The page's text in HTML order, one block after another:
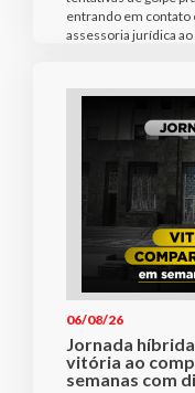
entrando em contato
assessoria jurídica
06/08/26
Jornada
vitória ao
semanas com